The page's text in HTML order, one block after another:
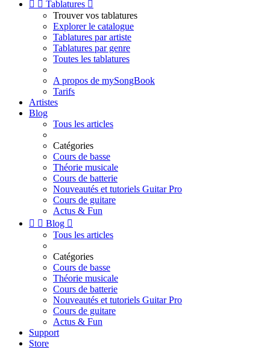
  Tablatures 
Trouver vos tablatures
Explorer le catalogue
Tablatures par artiste
Tablatures par genre
Toutes les tablatures
A propos de mySongBook
Tarifs
Artistes
Blog
Tous les articles
Catégories
Cours de basse
Théorie musicale
Cours de batterie
Nouveautés et tutoriels Guitar Pro
Cours de guitare
Actus & Fun
  Blog 
Tous les articles
Catégories
Cours de basse
Théorie musicale
Cours de batterie
Nouveautés et tutoriels Guitar Pro
Cours de guitare
Actus & Fun
Support
Store